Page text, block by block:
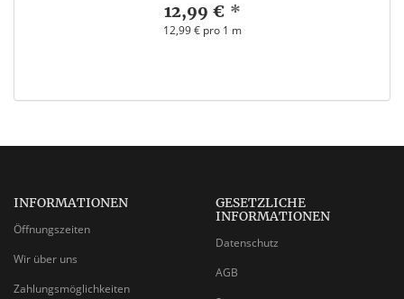
12,99 € *
12,99 € pro 1 m
INFORMATIONEN
Öffnungszeiten
Wir über uns
Zahlungsmöglichkeiten
GESETZLICHE
INFORMATIONEN
Datenschutz
AGB